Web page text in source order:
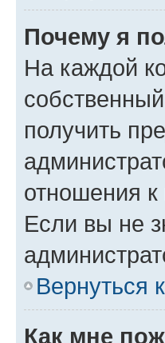
Почему я
На каждой
получить
отношения
Если вы не
Вернуться
Как мне